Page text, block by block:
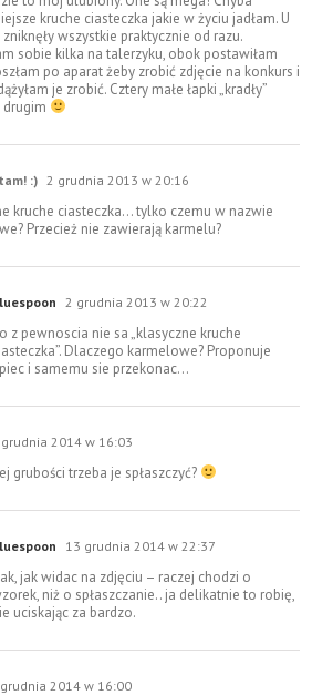
kruche ciasteczka jakie w życiu jadłam. U
wszystkie praktycznie od razu.
sobie kilka na talerzyku, obok postawiłam
po aparat żeby zrobić zdjęcie na konkurs i
je zrobić. Cztery małe łapki „kradły”
:) 2 grudnia 2013 w 20:16
kruche ciasteczka… tylko czemu w nazwie
Przecież nie zawierają karmelu?
2 grudnia 2013 w 20:22
z pewnoscia nie sa „klasyczne kruche
Dlaczego karmelowe? Proponuje
i samemu sie przekonac…
2014 w 16:03
grubości trzeba je spłaszczyć?
13 grudnia 2014 w 22:37
jak widac na zdjęciu – raczej chodzi o
niż o spłaszczanie.. ja delikatnie to robię,
uciskając za bardzo.
2014 w 16:00